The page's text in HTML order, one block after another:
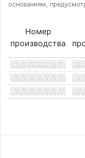
основаниям,
Номер
производства